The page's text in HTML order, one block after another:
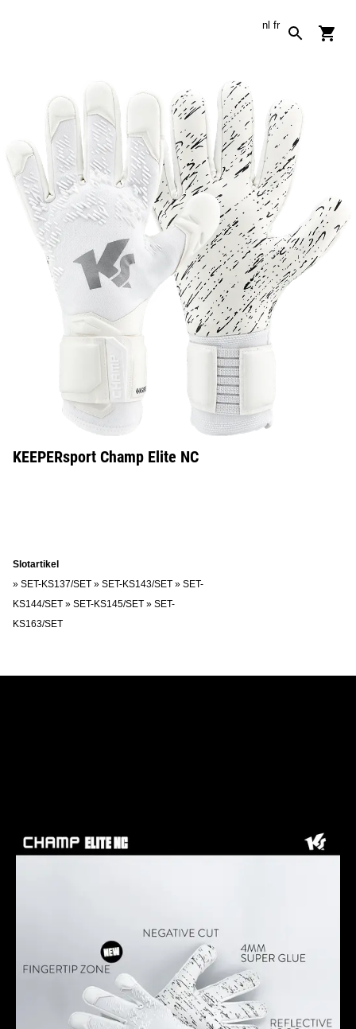
nl fr
KEEPERsport Champ Elite NC
Slotartikel
» SET-KS137/SET » SET-KS143/SET » SET-
KS144/SET » SET-KS145/SET » SET-
KS163/SET